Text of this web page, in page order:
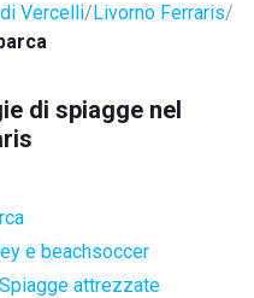
Vercelli Livorno Ferraris
di spiagge nel
e beachsoccer
Spiagge attrezzate